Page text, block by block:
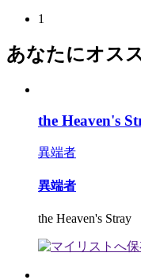
1
あなたにオス
the Heaven's
異端者
異端者
the Heaven's Stray